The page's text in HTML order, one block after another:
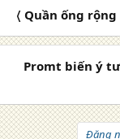
〈 Quần ống rộng
Promt biến ý
Đăng